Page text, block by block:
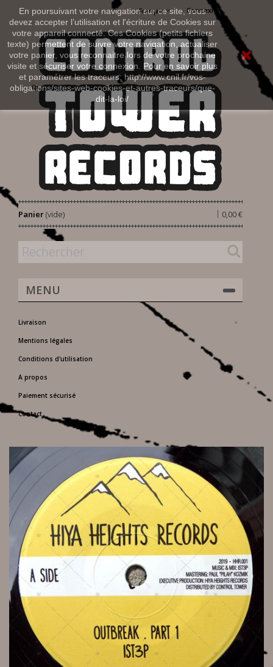
En poursuivant votre navigation sur ce site, vous
devez accepter l’utilisation et l'écriture de Cookies sur
votre appareil connecté. Ces Cookies (petits fichiers
texte) permettent de suivre votre navigation, actualiser
votre panier, vous reconnaitre lors de votre prochaine
visite et sécuriser votre connexion. Pour en savoir plus
et paramétrer les traceurs: http://www.cnil.fr/vos-
obligations/sites-web-cookies-et-autres-traceurs/que-
dit-la-loi/
Connexion
Français
Panier 0,00 €
|
(vide)
MENU
Livraison
Mentions légales
Conditions d'utilisation
A propos
Paiement sécurisé
Contact